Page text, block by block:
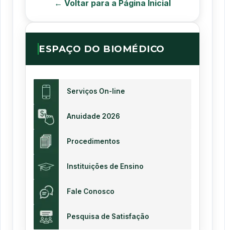
← Voltar para a Página Inicial
ESPAÇO DO BIOMÉDICO
Serviços On-line
Anuidade 2026
Procedimentos
Instituições de Ensino
Fale Conosco
Pesquisa de Satisfação